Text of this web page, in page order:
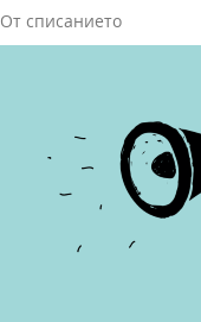
От списанието